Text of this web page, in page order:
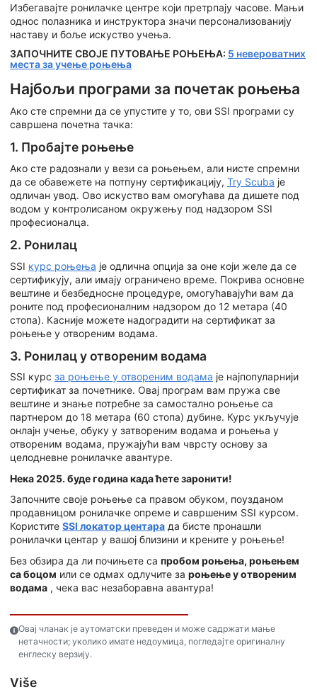
Избегавајте ронилачке центре који претрпају часове. Мањи
однос полазника и инструктора значи персонализованију
наставу и боље искуство учења.
ЗАПОЧНИТЕ СВОЈЕ ПУТОВАЊЕ РОЊЕЊА: 5 невероватних
места за учење роњења
Најбољи програми за почетак роњења
Ако сте спремни да се упустите у то, ови SSI програми су
савршена почетна тачка:
1. Пробајте роњење
Ако сте радознали у вези са роњењем, али нисте спремни
да се обавежете на потпуну сертификацију, Try Scuba је
одличан увод. Ово искуство вам омогућава да дишете под
водом у контролисаном окружењу под надзором SSI
професионалца.
2. Ронилац
SSI курс роњења је одлична опција за оне који желе да се
сертификују, али имају ограничено време. Покрива основне
вештине и безбедносне процедуре, омогућавајући вам да
роните под професионалним надзором до 12 метара (40
стопа). Касније можете надоградити на сертификат за
роњење у отвореним водама.
3. Ронилац у отвореним водама
SSI курс за роњење у отвореним водама је најпопуларнији
сертификат за почетнике. Овај програм вам пружа све
вештине и знање потребне за самостално роњење са
партнером до 18 метара (60 стопа) дубине. Курс укључује
онлајн учење, обуку у затвореним водама и роњења у
отвореним водама, пружајући вам чврсту основу за
целодневне ронилачке авантуре.
Нека 2025. буде година када ћете заронити!
Започните своје роњење са правом обуком, поузданом
продавницом ронилачке опреме и савршеним SSI курсом.
Користите SSI локатор центара да бисте пронашли
ронилачки центар у вашој близини и крените у роњење!
Без обзира да ли почињете са пробом роњења, роњењем
са боцом или се одмах одлучите за роњење у отвореним
водама , чека вас незаборавна авантура!
Овај чланак је аутоматски преведен и може садржати мање
нетачности; уколико имате недоумица, погледајте оригиналну
енглеску верзију.
Više